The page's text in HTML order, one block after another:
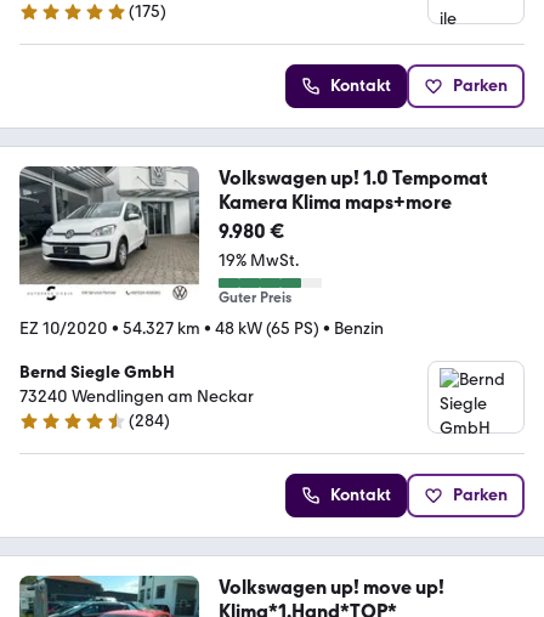
4.8 Sterne
(175)
Kontakt Parken
Volkswagen up! 1.0 Tempomat
Kamera Klima maps+more
9.980 €
19% MwSt.
Guter Preis
EZ 10/2020 • 54.327 km • 48 kW (65 PS) • Benzin
Bernd Siegle GmbH
73240 Wendlingen am Neckar
4.3 Sterne
(284)
Kontakt Parken
Volkswagen up! move up!
Klima*1.Hand*TOP*